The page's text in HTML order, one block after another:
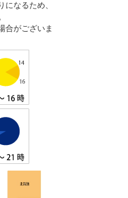
なるため、
合がございま